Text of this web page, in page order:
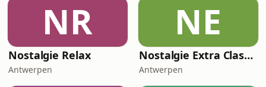
NR
Nostalgie Relax
Antwerpen
NE
Nostalgie Extra Classic Top 2022
Antwerpen